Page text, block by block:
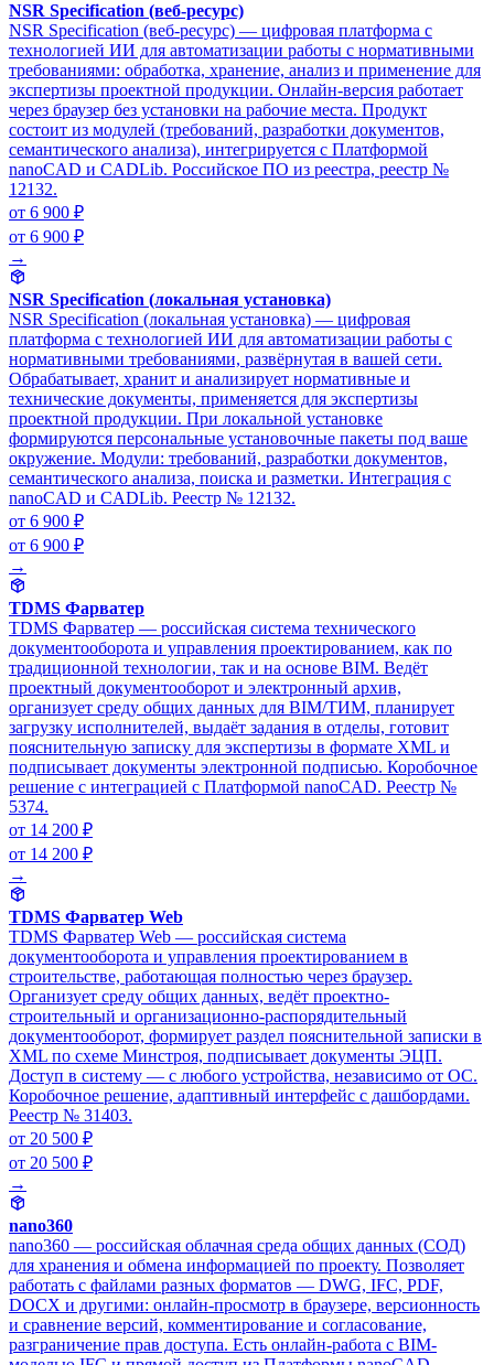
NSR Specification (веб-ресурс)
NSR Specification (веб-ресурс) — цифровая платформа с
технологией ИИ для автоматизации работы с нормативными
требованиями: обработка, хранение, анализ и применение для
экспертизы проектной продукции. Онлайн-версия работает
через браузер без установки на рабочие места. Продукт
состоит из модулей (требований, разработки документов,
семантического анализа), интегрируется с Платформой
nanoCAD и CADLib. Российское ПО из реестра, реестр №
12132.
от 6 900 ₽
от 6 900 ₽
→
NSR Specification (локальная установка)
NSR Specification (локальная установка) — цифровая
платформа с технологией ИИ для автоматизации работы с
нормативными требованиями, развёрнутая в вашей сети.
Обрабатывает, хранит и анализирует нормативные и
технические документы, применяется для экспертизы
проектной продукции. При локальной установке
формируются персональные установочные пакеты под ваше
окружение. Модули: требований, разработки документов,
семантического анализа, поиска и разметки. Интеграция с
nanoCAD и CADLib. Реестр № 12132.
от 6 900 ₽
от 6 900 ₽
→
TDMS Фарватер
TDMS Фарватер — российская система технического
документооборота и управления проектированием, как по
традиционной технологии, так и на основе BIM. Ведёт
проектный документооборот и электронный архив,
организует среду общих данных для BIM/ТИМ, планирует
загрузку исполнителей, выдаёт задания в отделы, готовит
пояснительную записку для экспертизы в формате XML и
подписывает документы электронной подписью. Коробочное
решение с интеграцией с Платформой nanoCAD. Реестр №
5374.
от 14 200 ₽
от 14 200 ₽
→
TDMS Фарватер Web
TDMS Фарватер Web — российская система
документооборота и управления проектированием в
строительстве, работающая полностью через браузер.
Организует среду общих данных, ведёт проектно-
строительный и организационно-распорядительный
документооборот, формирует раздел пояснительной записки в
XML по схеме Минстроя, подписывает документы ЭЦП.
Доступ в систему — с любого устройства, независимо от ОС.
Коробочное решение, адаптивный интерфейс с дашбордами.
Реестр № 31403.
от 20 500 ₽
от 20 500 ₽
→
nano360
nano360 — российская облачная среда общих данных (СОД)
для хранения и обмена информацией по проекту. Позволяет
работать с файлами разных форматов — DWG, IFC, PDF,
DOCX и другими: онлайн-просмотр в браузере, версионность
и сравнение версий, комментирование и согласование,
разграничение прав доступа. Есть онлайн-работа с BIM-